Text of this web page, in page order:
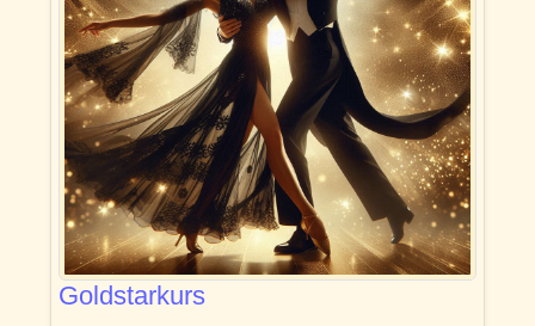
Goldstarkurs